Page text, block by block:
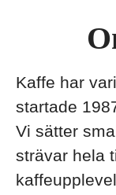
Kaffe har
startade
Vi sätter
strävar hela